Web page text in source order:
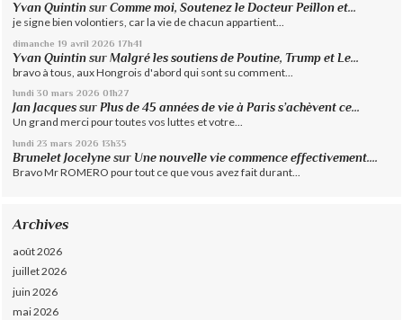
Yvan Quintin surComme moi, Soutenez le Docteur Peillon et...
je signe bien volontiers, car la vie de chacun appartient...
dimanche 19 avril 2026 17h41
Yvan Quintin surMalgré les soutiens de Poutine, Trump et Le...
bravo à tous, aux Hongrois d'abord qui sont su comment...
lundi 30 mars 2026 01h27
Jan Jacques surPlus de 45 années de vie à Paris s’achèvent ce...
Un grand merci pour toutes vos luttes et votre...
lundi 23 mars 2026 13h35
Brunelet Jocelyne sur Une nouvelle vie commence effectivement....
Bravo Mr ROMERO pour tout ce que vous avez fait durant...
Archives
août 2026
juillet 2026
juin 2026
mai 2026